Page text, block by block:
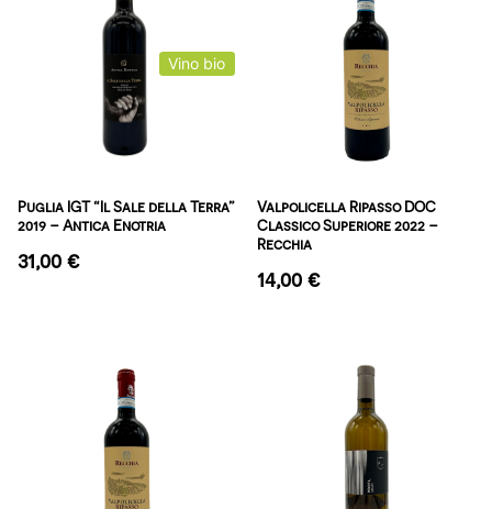
Vino bio
Puglia IGT “Il Sale della Terra”
2019 – Antica Enotria
31,00 €
Valpolicella Ripasso DOC
Classico Superiore 2022 –
Recchia
14,00 €